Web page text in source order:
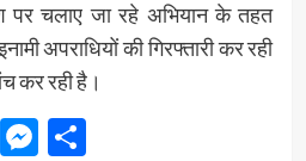
पर चलाए जा रहे अभियान के तहत
अपराधियों की गिरफ्तारी कर रही
कर रही है।
Messenger
Share